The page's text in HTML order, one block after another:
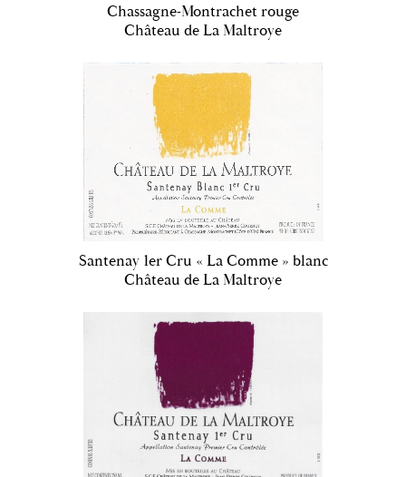
Chassagne-Montrachet rouge
Château de La Maltroye
Santenay 1er Cru « La Comme » blanc
Château de La Maltroye